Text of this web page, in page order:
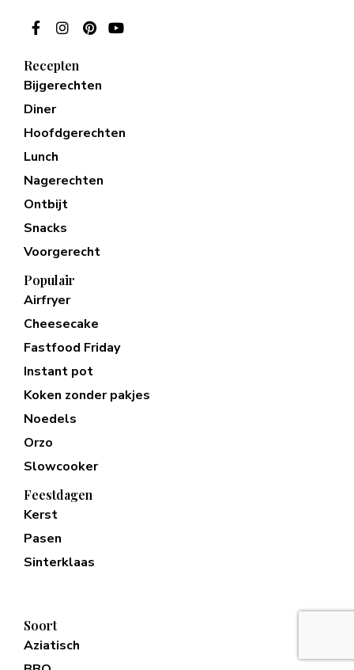
Recepten
Bijgerechten
Diner
Hoofdgerechten
Lunch
Nagerechten
Ontbijt
Snacks
Voorgerecht
Populair
Airfryer
Cheesecake
Fastfood Friday
Instant pot
Koken zonder pakjes
Noedels
Orzo
Slowcooker
Feestdagen
Kerst
Pasen
Sinterklaas
Soort
Aziatisch